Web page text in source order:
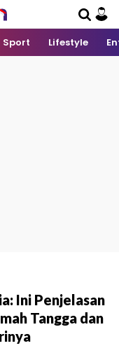
Sport Lifestyle
Ini Penjelasan
Tangga dan